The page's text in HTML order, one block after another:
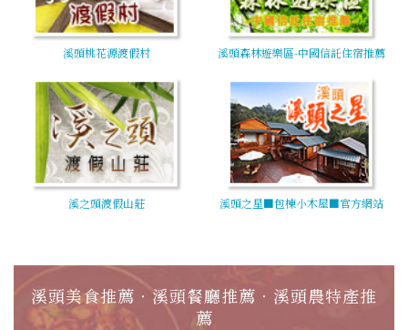
溪頭桃花源渡假村 溪頭森林遊樂區-中國信託住宿推薦
溪之頭渡假山莊 溪頭之星■包棟小木屋■官方網站
溪頭美食推薦‧溪頭餐廳推薦‧溪頭農特產推
薦